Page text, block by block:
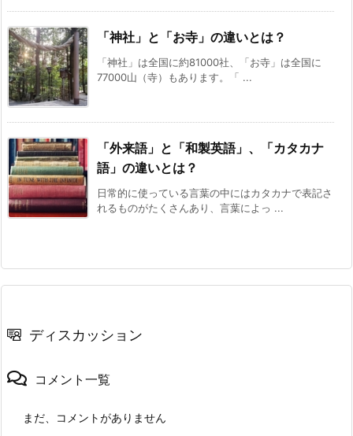
「神社」と「お寺」の違いとは？
「神社」は全国に約81000社、「お寺」は全国に
77000山（寺）もあります。「 ...
「外来語」と「和製英語」、「カタカナ
語」の違いとは？
日常的に使っている言葉の中にはカタカナで表記さ
れるものがたくさんあり、言葉によっ ...
ディスカッション
コメント一覧
まだ、コメントがありません